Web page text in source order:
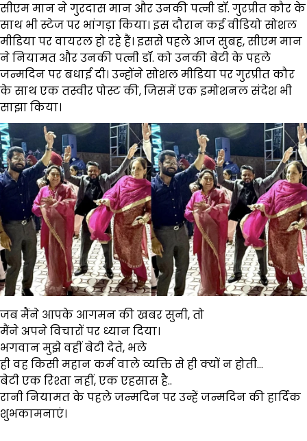
सीएम मान ने गुरदास मान और उनकी पत्नी डॉ. गुरप्रीत कौर के
साथ भी स्टेज पर भांगड़ा किया। इस दौरान कई वीडियो सोशल
मीडिया पर वायरल हो रहे हैं। इससे पहले आज सुबह, सीएम मान
ने नियामत और उनकी पत्नी डॉ. को उनकी बेटी के पहले
जन्मदिन पर बधाई दी। उन्होंने सोशल मीडिया पर गुरप्रीत कौर
के साथ एक तस्वीर पोस्ट की, जिसमें एक इमोशनल संदेश भी
साझा किया।
जब मैंने आपके आगमन की खबर सुनी, तो
मैंने अपने विचारों पर ध्यान दिया।
भगवान मुझे वहीं बेटी देते, भले
ही वह किसी महान कर्म वाले व्यक्ति से ही क्यों न होती…
बेटी एक रिश्ता नहीं, एक एहसास है..
रानी नियामत के पहले जन्मदिन पर उन्हें जन्मदिन की हार्दिक
शुभकामनाएं।